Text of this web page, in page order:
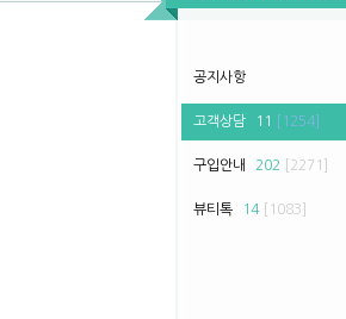
공지사항
고객상담 11 [1254]
구입안내 202 [2271]
뷰티톡 14 [1083]